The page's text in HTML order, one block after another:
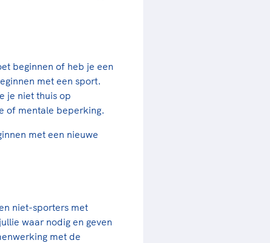
beginnen of heb je een
met een sport.
je niet thuis op
of mentale beperking.
met een nieuwe
niet-sporters met
waar nodig en geven
met de